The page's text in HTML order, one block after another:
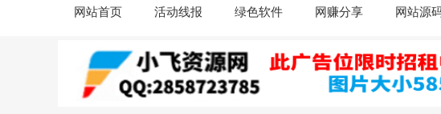
网站首页 活动线报 绿色软件 网赚分享 网站源